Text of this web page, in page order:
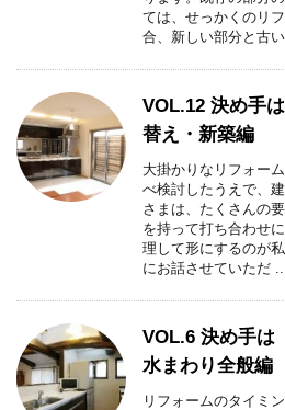
ては、せっかくのリ
合、新しい部分と古い
VOL.12 決め手
替え・新築編
大掛かりなリフォー
べ検討したうえで、
さまは、たくさんの
を持って打ち合わせ
理して形にするのが
にお話させていただ ...
VOL.6 決め手は
水まわり全般編
リフォームのタイミ